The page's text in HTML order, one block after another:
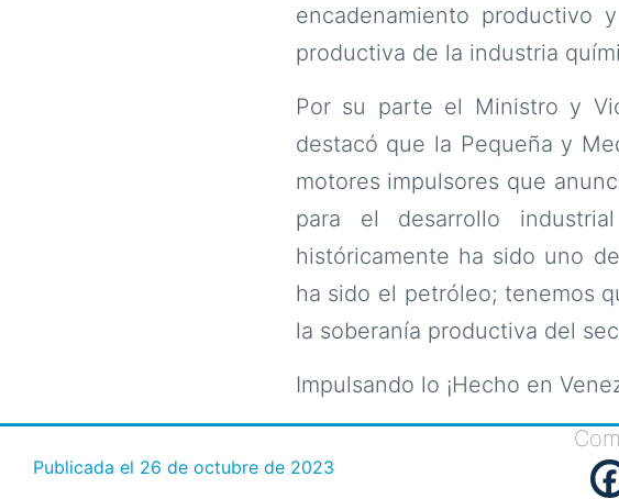
encadenamiento productivo
productiva de la industria
Por su parte el Ministro y
destacó que la Pequeña y
motores impulsores que
para el desarrollo
históricamente ha sido uno
ha sido el petróleo; tenemos
la soberanía productiva del
Impulsando lo ¡Hecho en
Publicada el 26 de octubre de 2023